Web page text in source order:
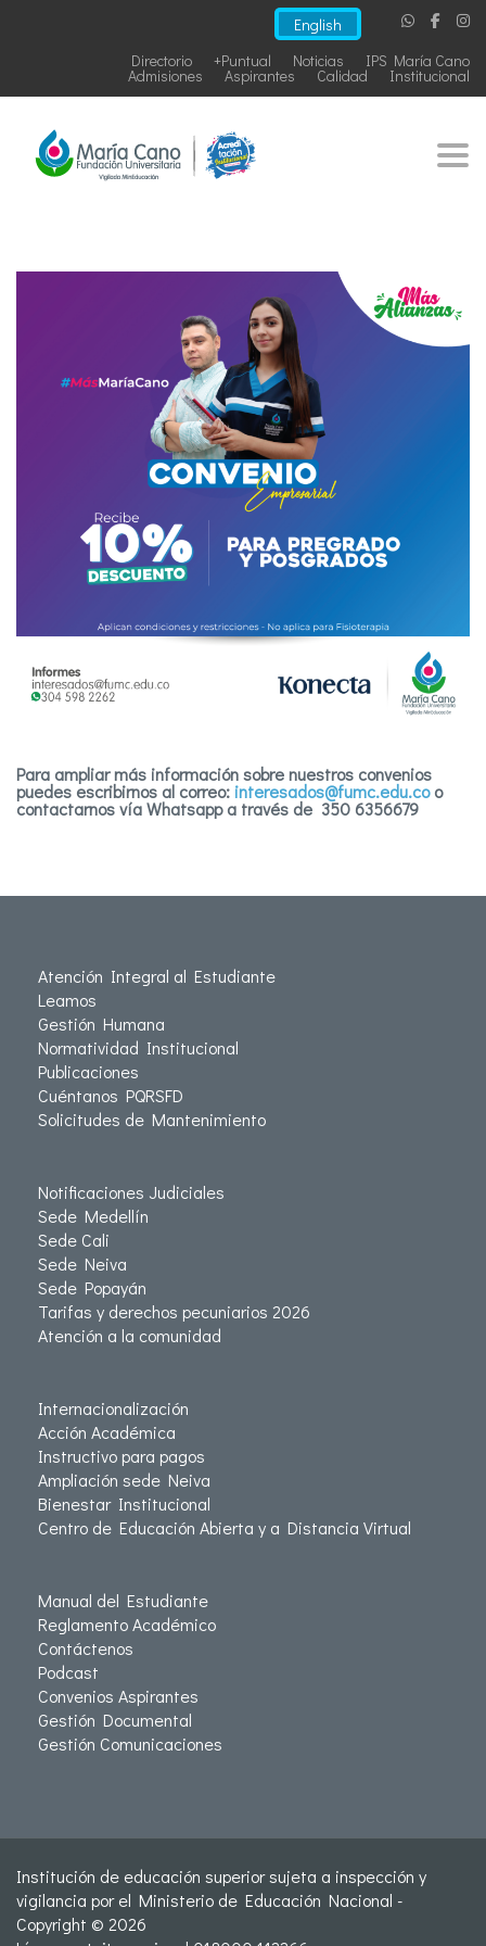
English
IPS María Cano
Noticias
+Puntual
Directorio
Institucional
Calidad
Aspirantes
Admisiones
Para ampliar más información sobre nuestros convenios
puedes escribirnos al correo: interesados@fumc.edu.coo
contactarnos vía Whatsapp a través de 350 6356679
Atención Integral al Estudiante
Leamos
Gestión Humana
Normatividad Institucional
Publicaciones
Cuéntanos PQRSFD
Solicitudes de Mantenimiento
Notificaciones Judiciales
Sede Medellín
Sede Cali
Sede Neiva
Sede Popayán
Tarifas y derechos pecuniarios 2026
Atención a la comunidad
Internacionalización
Acción Académica
Instructivo para pagos
Ampliación sede Neiva
Bienestar Institucional
Centro de Educación Abierta y a Distancia Virtual
Manual del Estudiante
Reglamento Académico
Contáctenos
Podcast
Convenios Aspirantes
Gestión Documental
Gestión Comunicaciones
Institución de educación superior sujeta a inspección y
vigilancia por el Ministerio de Educación Nacional -
Copyright © 2026